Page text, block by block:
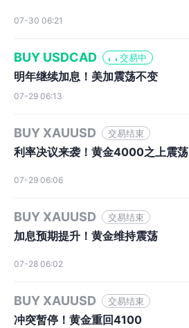
07-30 06:21
BUY USDCAD 交易中
明年继续加息！美加震荡不变
07-29 06:13
BUY XAUUSD 交易结束
利率决议来袭！黄金4000之上震荡
07-29 06:06
BUY XAUUSD 交易结束
加息预期提升！黄金维持震荡
07-28 06:02
BUY XAUUSD 交易结束
冲突暂停！黄金重回4100